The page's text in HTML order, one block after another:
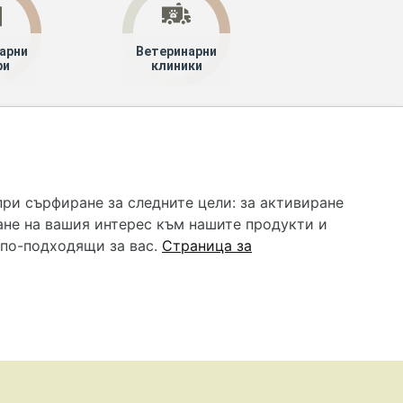
Ветеринарни
клиники
все че се полагат всички усилия за обновяване и
и самолечението могат да бъдат опасни за
помощ!
сърфиране за следните цели: за активиране
на вашия интерес към нашите продукти и
подходящи за вас. Страница за